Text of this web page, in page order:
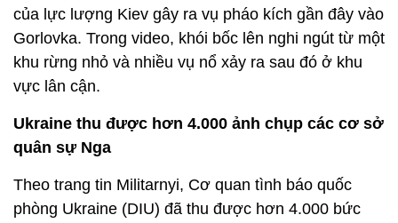
của lực lượng Kiev gây ra vụ pháo kích gần đây vào
Gorlovka. Trong video, khói bốc lên nghi ngút từ một
khu rừng nhỏ và nhiều vụ nổ xảy ra sau đó ở khu
vực lân cận.
Ukraine thu được hơn 4.000 ảnh chụp các cơ sở
quân sự Nga
Theo trang tin Militarnyi, Cơ quan tình báo quốc
phòng Ukraine (DIU) đã thu được hơn 4.000 bức